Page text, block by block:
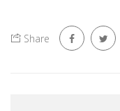
Share